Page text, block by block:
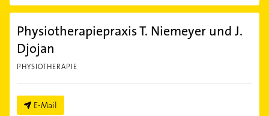
Physiotherapiepraxis T. Niemeyer und J.
Djojan
PHYSIOTHERAPIE
E-Mail